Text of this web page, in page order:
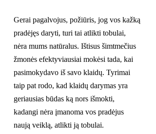
Gerai pagalvojus, požiūris, jog vos kažką
pradėjęs daryti, turi tai atlikti tobulai,
nėra mums natūralus. Ištisus šimtmečius
žmonės efektyviausiai mokėsi tada, kai
pasimokydavo iš savo klaidų. Tyrimai
taip pat rodo, kad klaidų darymas yra
geriausias būdas ką nors išmokti,
kadangi nėra įmanoma vos pradėjus
naują veiklą, atlikti ją tobulai.